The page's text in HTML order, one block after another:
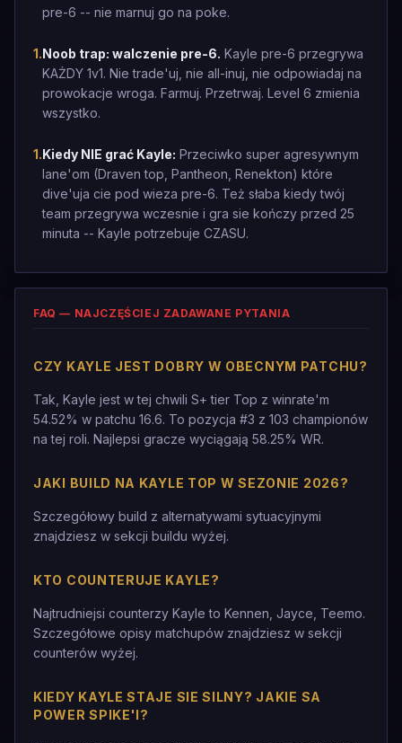
pre-6 -- nie marnuj go na poke.
1.Noob trap: walczenie pre-6. Kayle pre-6 przegrywa
KAŻDY 1v1. Nie trade'uj, nie all-inuj, nie odpowiadaj na
prowokacje wroga. Farmuj. Przetrwaj. Level 6 zmienia
wszystko.
1.Kiedy NIE grać Kayle: Przeciwko super agresywnym
lane'om (Draven top, Pantheon, Renekton) które
dive'uja cie pod wieza pre-6. Też słaba kiedy twój
team przegrywa wczesnie i gra sie kończy przed 25
minuta -- Kayle potrzebuje CZASU.
FAQ — NAJCZĘŚCIEJ ZADAWANE PYTANIA
CZY KAYLE JEST DOBRY W OBECNYM PATCHU?
Tak, Kayle jest w tej chwili S+ tier Top z winrate'm
54.52% w patchu 16.6. To pozycja #3 z 103 championów
na tej roli. Najlepsi gracze wyciągają 58.25% WR.
JAKI BUILD NA KAYLE TOP W SEZONIE 2026?
Szczegółowy build z alternatywami sytuacyjnymi
znajdziesz w sekcji buildu wyżej.
KTO COUNTERUJE KAYLE?
Najtrudniejsi counterzy Kayle to Kennen, Jayce, Teemo.
Szczegółowe opisy matchupów znajdziesz w sekcji
counterów wyżej.
KIEDY KAYLE STAJE SIE SILNY? JAKIE SA
POWER SPIKE'I?